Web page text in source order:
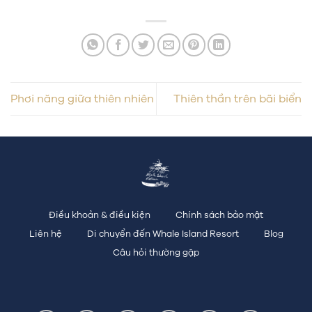
Phơi năng giữa thiên nhiên Thiên thần trên bãi biển
Điều khoản & điều kiện
Chính sách bảo mật
Liên hệ
Di chuyển đến Whale Island Resort
Blog
Câu hỏi thường gặp